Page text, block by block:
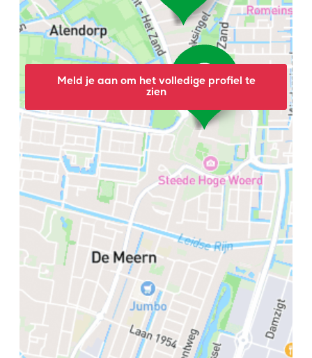
Meld je aan om het volledige profiel te
zien